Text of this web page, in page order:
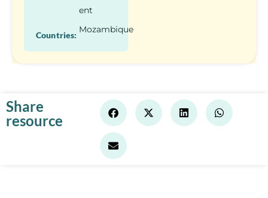
ent
Countries:
Mozambique
Share
resource